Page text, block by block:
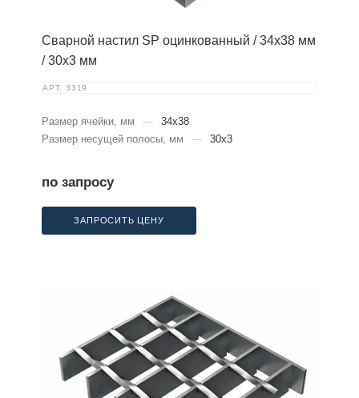
Сварной настил SP оцинкованный / 34х38 мм
/ 30х3 мм
АРТ. 3319
Размер ячейки, мм —
34x38
Размер несущей полосы, мм
— 30x3
по запросу
ЗАПРОСИТЬ ЦЕНУ